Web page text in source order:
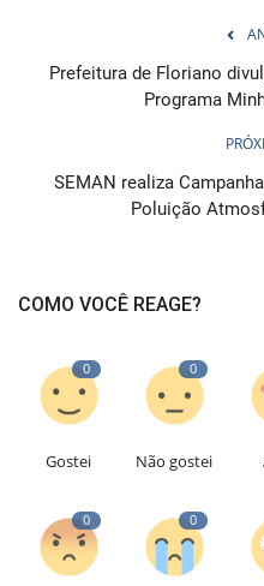
Prefeitura de Floriano
Programa
SEMAN realiza
Poluição
COMO VOCÊ REAGE?
0
Gostei
0
Não gostei
0 0